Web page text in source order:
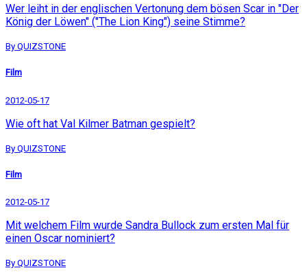
Wer leiht in der englischen Vertonung dem bösen Scar in "Der
König der Löwen" ("The Lion King") seine Stimme?
By QUIZSTONE
Film
2012-05-17
Wie oft hat Val Kilmer Batman gespielt?
By QUIZSTONE
Film
2012-05-17
Mit welchem Film wurde Sandra Bullock zum ersten Mal für
einen Oscar nominiert?
By QUIZSTONE